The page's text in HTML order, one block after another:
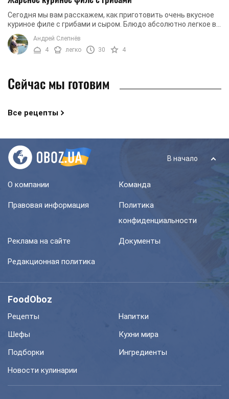
Сегодня мы вам расскажем, как приготовить очень вкусное
куриное филе с грибами и сыром. Блюдо абсолютно легкое в
приготовлении, поэтому его сможет ...
Андрей Слепнёв
4
легко 30 4
Сейчас мы готовим
Все рецепты
В начало
О компании Команда
Правовая информация
Политика
конфиденциальности
Реклама на сайте Документы
Редакционная политика
FoodOboz
Рецепты
Напитки
Шефы
Кухни мира
Подборки
Ингредиенты
Новости кулинарии